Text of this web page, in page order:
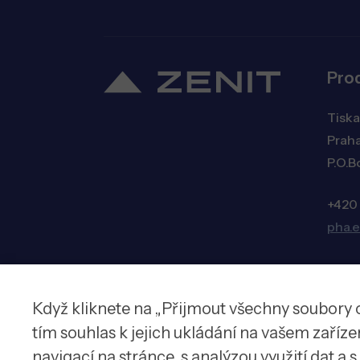
Když kliknete na „Přijmout všechny soubory
tím souhlas k jejich ukládání na vašem
© 2026 Zenit spol. s r.o.